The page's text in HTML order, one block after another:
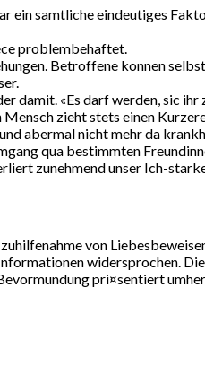
ein samtliche eindeutiges
problembehaftet.
Betroffene konnen
damit. «Es darf werden, sic
zieht stets einen
abermal nicht mehr da
qua bestimmten
zunehmend unser Ich-
von
widersprochen.
pri¤sentiert